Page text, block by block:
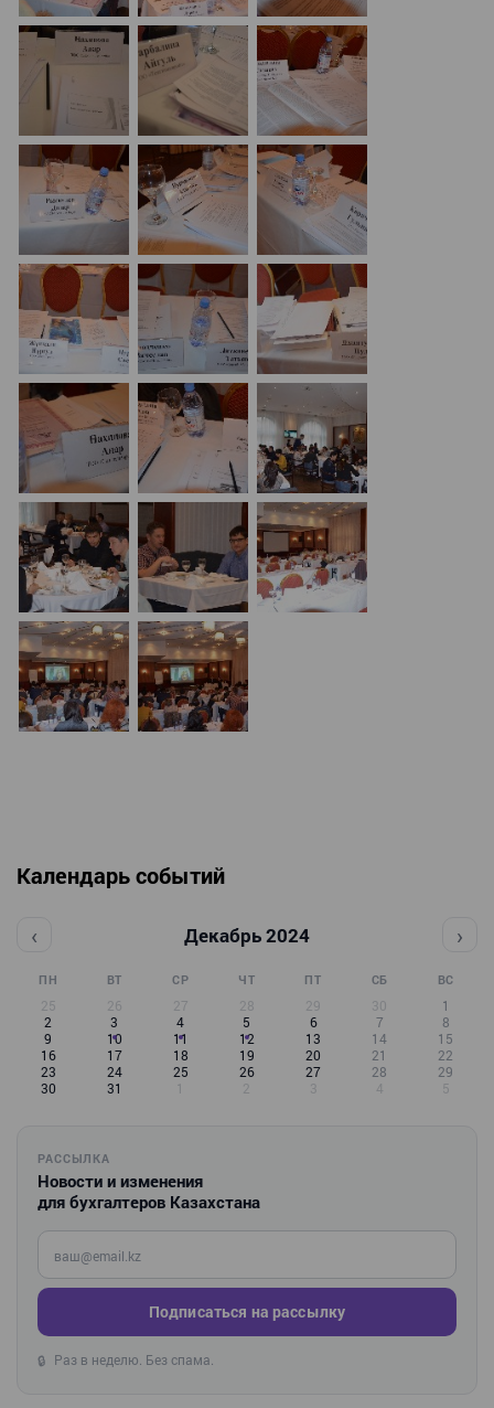
Календарь событий
‹ Декабрь 2024 ›
ПН ВТ СР ЧТ ПТ СБ ВС
25 26 27 28 29 30
1
2
3 4 5 6 7
8
9
10 11 12 13 14
15
16
17 18 19 20 21
22
23
24 25 26 27 28
29
30
31 1 2 3 4 5
РАССЫЛКА
Новости и изменения
для бухгалтеров Казахстана
Введите ваш e-mail
Подписаться на рассылку
🔒 Раз в неделю. Без спама.